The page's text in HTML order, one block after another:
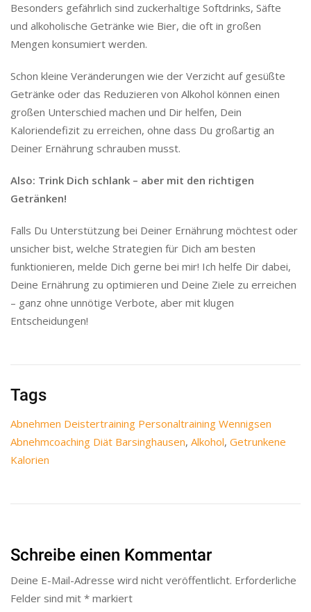
Besonders gefährlich sind zuckerhaltige Softdrinks, Säfte
und alkoholische Getränke wie Bier, die oft in großen
Mengen konsumiert werden.
Schon kleine Veränderungen wie der Verzicht auf gesüßte
Getränke oder das Reduzieren von Alkohol können einen
großen Unterschied machen und Dir helfen, Dein
Kaloriendefizit zu erreichen, ohne dass Du großartig an
Deiner Ernährung schrauben musst.
Also: Trink Dich schlank – aber mit den richtigen
Getränken!
Falls Du Unterstützung bei Deiner Ernährung möchtest oder
unsicher bist, welche Strategien für Dich am besten
funktionieren, melde Dich gerne bei mir! Ich helfe Dir dabei,
Deine Ernährung zu optimieren und Deine Ziele zu erreichen
– ganz ohne unnötige Verbote, aber mit klugen
Entscheidungen!
Tags
Abnehmen Deistertraining Personaltraining Wennigsen
Abnehmcoaching Diät Barsinghausen, Alkohol, Getrunkene
Kalorien
Schreibe einen Kommentar
Deine E-Mail-Adresse wird nicht veröffentlicht. Erforderliche
Felder sind mit * markiert